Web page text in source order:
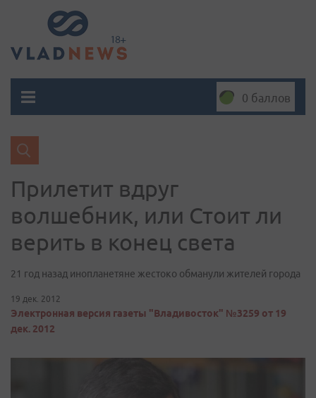
0 баллов
Прилетит вдруг
волшебник, или Стоит ли
верить в конец света
21 год назад инопланетяне жестоко обманули жителей города
19 дек. 2012
Электронная версия газеты "Владивосток" №3259 от 19
дек. 2012